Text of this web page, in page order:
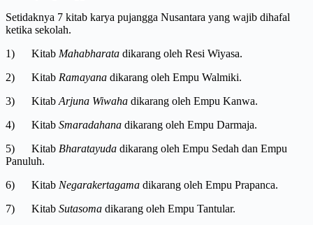
Setidaknya 7 kitab karya pujangga Nusantara yang wajib dihafal
ketika sekolah.
1) Kitab Mahabharata dikarang oleh Resi Wiyasa.
2) Kitab Ramayana dikarang oleh Empu Walmiki.
3) Kitab Arjuna Wiwaha dikarang oleh Empu Kanwa.
4) Kitab Smaradahana dikarang oleh Empu Darmaja.
5) Kitab Bharatayuda dikarang oleh Empu Sedah dan Empu
Panuluh.
6) Kitab Negarakertagama dikarang oleh Empu Prapanca.
7) Kitab Sutasoma dikarang oleh Empu Tantular.